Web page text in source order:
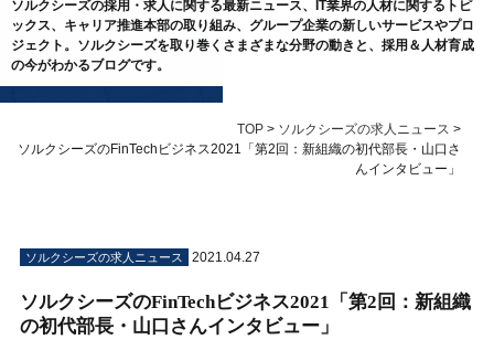
ソルクシーズの採用・求人に関する最新ニュース、IT業界の人材に関するトピ
ックス、キャリア推進本部の取り組み、グループ企業の新しいサービスやプロ
ジェクト。ソルクシーズを取り巻くさまざまな分野の動きと、採用＆人材育成
の今がわかるブログです。
TOP > ソルクシーズの求人ニュース >
ソルクシーズのFinTechビジネス2021「第2回：新組織の初代部長・山口さ
んインタビュー」
ソルクシーズの求人ニュース 2021.04.27
ソルクシーズのFinTechビジネス2021「第2回：新組織
の初代部長・山口さんインタビュー」